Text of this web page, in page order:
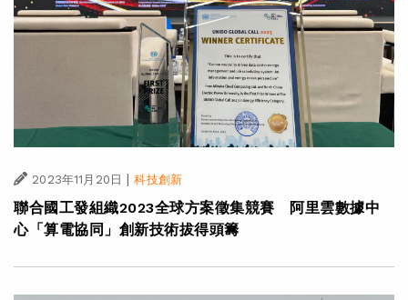
2023年11月20日 | 科技創新
聯合國工發組織2023全球方案徵集競賽 阿里雲數據中
心「算電協同」創新技術拔得頭籌